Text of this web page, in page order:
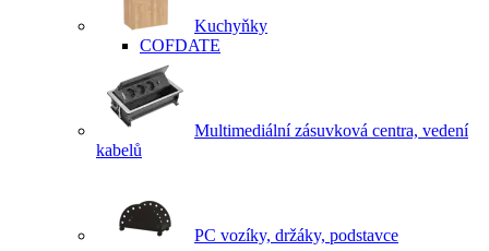
Kuchyňky
COFDATE
Multimediální zásuvková centra, vedení
kabelů
PC vozíky, držáky, podstavce